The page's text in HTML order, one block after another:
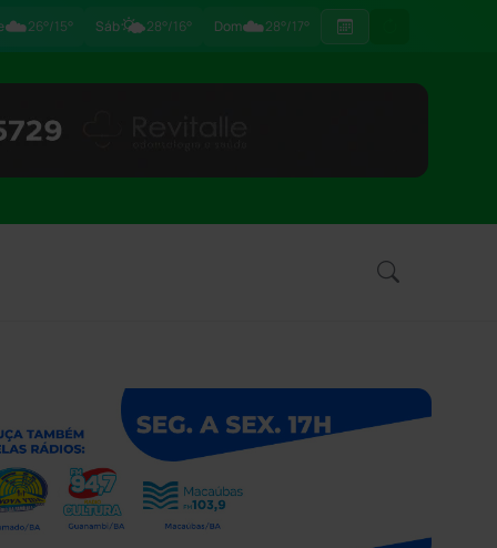
☁️26°/15° Sáb🌤️28°/16° Dom☁️28°/17°